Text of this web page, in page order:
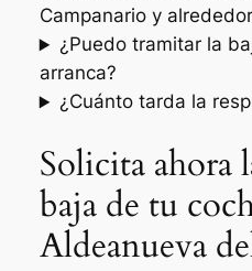
Campanario y
¿Puedo tramitar la
arranca?
¿Cuánto tarda la
Solicita ahora
baja de tu
Aldeanueva